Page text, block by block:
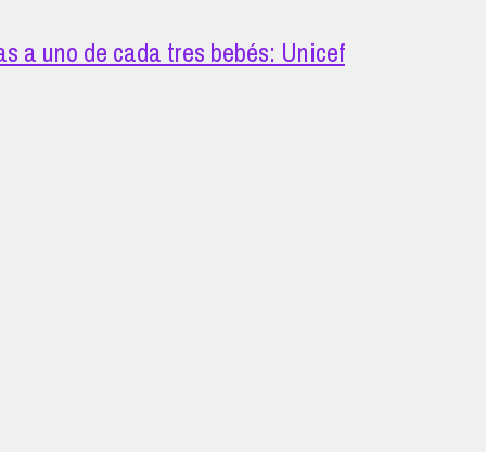
a uno de cada tres bebés: Unicef